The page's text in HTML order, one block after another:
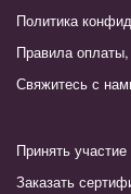
Политика
Правила
Свяжитесь с
Принять
Заказать